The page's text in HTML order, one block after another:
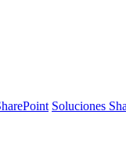
Soluciones